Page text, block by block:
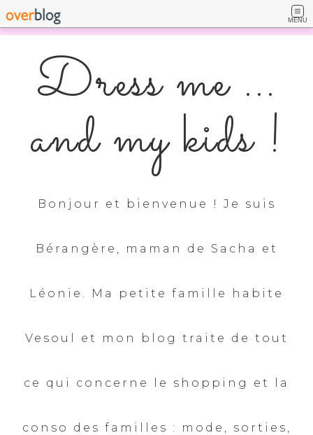
MENU
Dress me ...
and my kids !
Bonjour et bienvenue ! Je suis
Bérangère, maman de Sacha et
Léonie. Ma petite famille habite
Vesoul et mon blog traite de tout
ce qui concerne le shopping et la
conso des familles : mode, sorties,